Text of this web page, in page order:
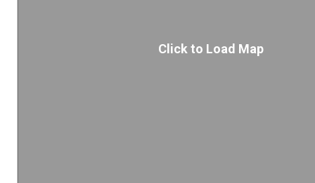
Click to Load Map